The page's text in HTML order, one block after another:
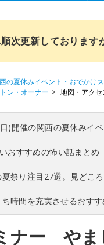
次更新しております
の夏休みイベント・おでかけ
ン・オーナー
地図・アクセ
)開催の関西の夏休みイ
おすすめの怖い話まとめ
夏祭り注目27選。見どこ
ち時間を充実させるおす
ナー やま